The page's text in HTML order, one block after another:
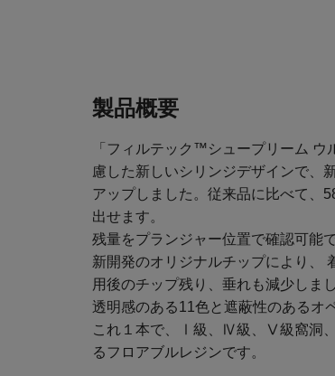
製品概要
「フィルテック™シュープリーム
慮した新しいシリンジデザインで、
アップしました。従来品に比べて、
出せます。
残量をプランジャー位置で確認可能
新開発のオリジナルチップにより、
用後のチップ残り、垂れも減少しま
透明感のある11色と遮蔽性のあるオ
これ１本で、Ⅰ級、Ⅳ級、Ⅴ級窩洞、
るフロアブルレジンです。